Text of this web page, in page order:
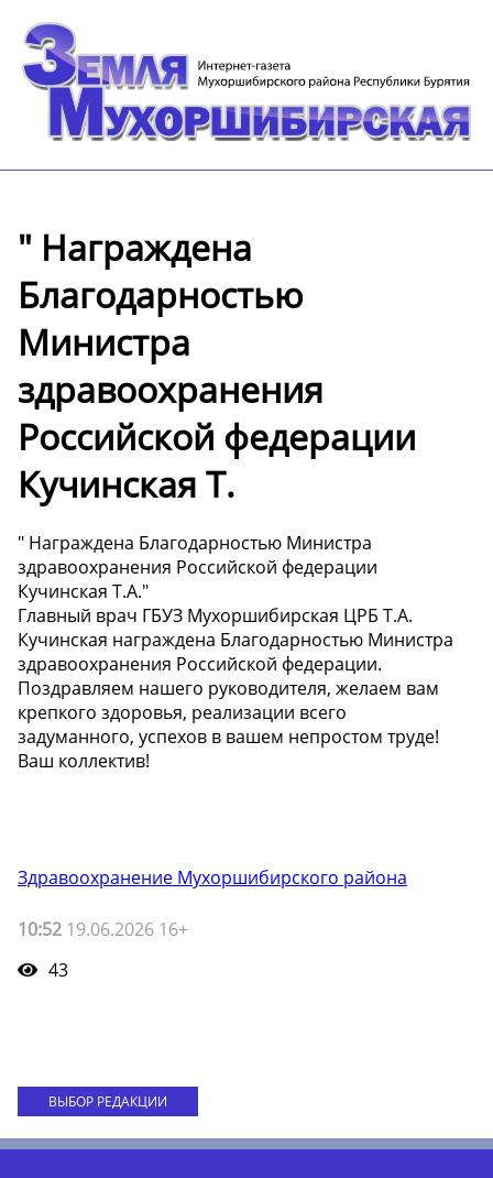
" Награждена
Благодарностью
Министра
здравоохранения
Российской федерации
Кучинская Т.
" Награждена Благодарностью Министра
здравоохранения Российской федерации
Кучинская Т.А."
Главный врач ГБУЗ Мухоршибирская ЦРБ Т.А.
Кучинская награждена Благодарностью Министра
здравоохранения Российской федерации.
Поздравляем нашего руководителя, желаем вам
крепкого здоровья, реализации всего
задуманного, успехов в вашем непростом труде!
Ваш коллектив!
Здравоохранение Мухоршибирского района
10:52 19.06.2026 16+
43
ВЫБОР РЕДАКЦИИ